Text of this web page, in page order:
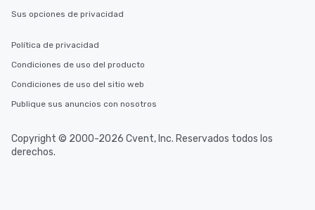
Sus opciones de privacidad
Política de privacidad
Condiciones de uso del producto
Condiciones de uso del sitio web
Publique sus anuncios con nosotros
Copyright © 2000-2026 Cvent, Inc. Reservados todos los
derechos.